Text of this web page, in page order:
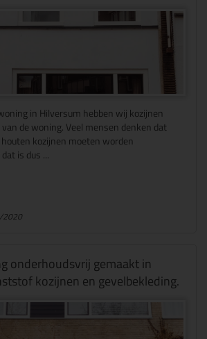
in Hilversum hebben wij kozijnen
de woning. Veel mensen denken dat
kozijnen moeten worden
is dus ...
2020
onderhoudsvrij gemaakt in
kozijnen en gevelbekleding.